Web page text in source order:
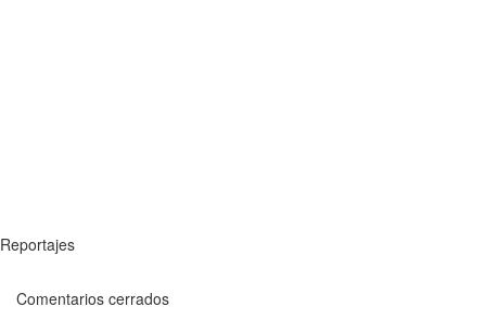
Reportajes
Comentarios cerrados